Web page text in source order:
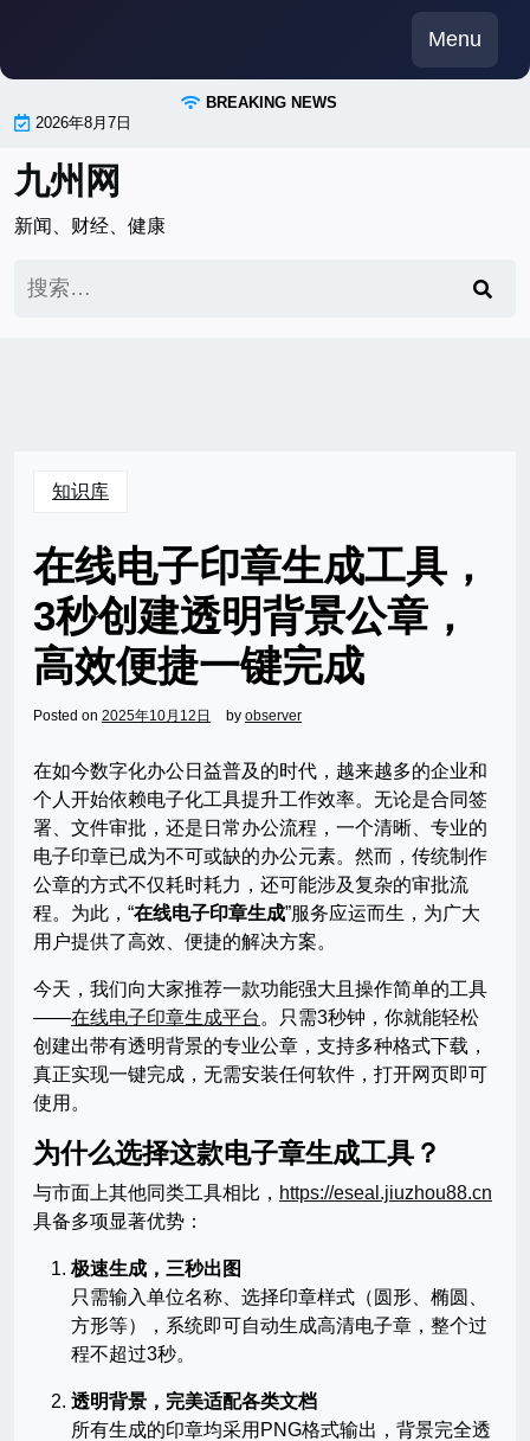
content
Menu
BREAKING NEWS
2026年8月7日
九州网
新闻、财经、健康
索：
知识库
在线电子印章生成工具，
3秒创建透明背景公章，
高效便捷一键完成
Posted on 2025年10月12日 by observer
在如今数字化办公日益普及的时代，越来越多的企业和
个人开始依赖电子化工具提升工作效率。无论是合同签
署、文件审批，还是日常办公流程，一个清晰、专业的
电子印章已成为不可或缺的办公元素。然而，传统制作
公章的方式不仅耗时耗力，还可能涉及复杂的审批流
程。为此，“在线电子印章生成”服务应运而生，为广大
用户提供了高效、便捷的解决方案。
今天，我们向大家推荐一款功能强大且操作简单的工具
——在线电子印章生成平台 。只需3秒钟，你就能轻松
创建出带有透明背景的专业公章，支持多种格式下载，
真正实现一键完成，无需安装任何软件，打开网页即可
使用。
为什么选择这款电子章生成工具？
与市面上其他同类工具相比， https://eseal.jiuzhou88.cn
具备多项显著优势：
极速生成，三秒出图
只需输入单位名称、选择印章样式（圆形、椭圆、
方形等），系统即可自动生成高清电子章，整个过
程不超过3秒。
透明背景，完美适配各类文档
所有生成的印章均采用PNG格式输出，背景完全透